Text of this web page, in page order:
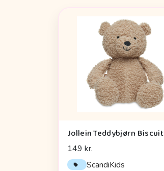
Jollein Teddybjørn Biscuit
149 kr.
ScandiKids